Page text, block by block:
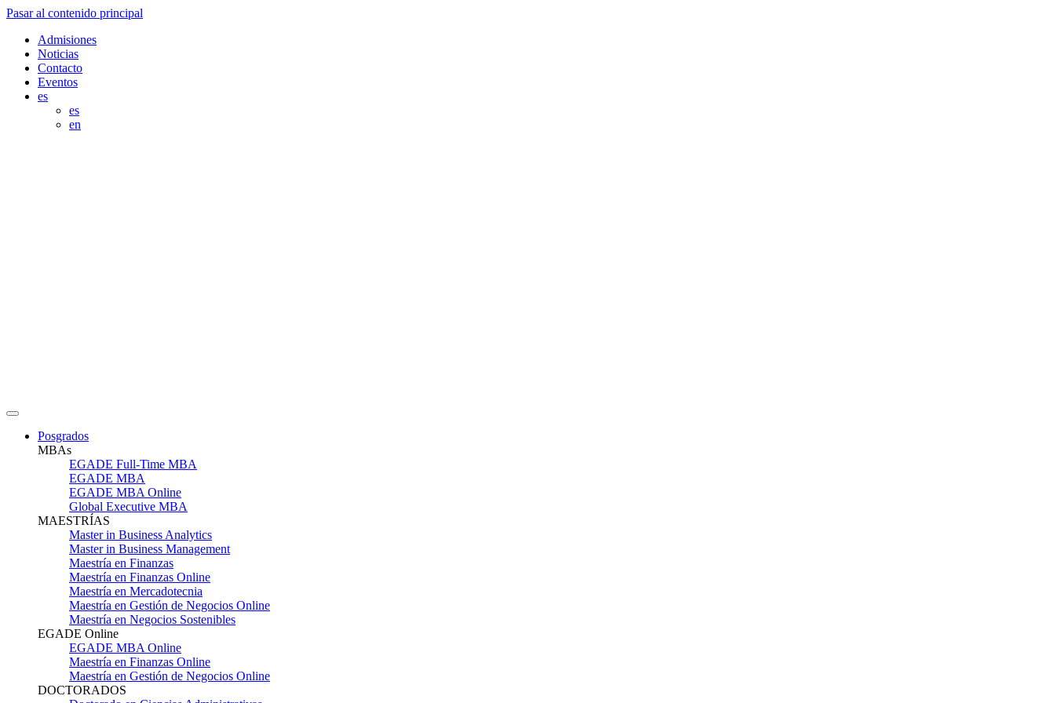
Pasar al contenido principal
Admisiones
Noticias
Contacto
Eventos
es
es
en
Posgrados
MBAs
EGADE Full-Time MBA
EGADE MBA
EGADE MBA Online
Global Executive MBA
MAESTRÍAS
Master in Business Analytics
Master in Business Management
Maestría en Finanzas
Maestría en Finanzas Online
Maestría en Mercadotecnia
Maestría en Gestión de Negocios Online
Maestría en Negocios Sostenibles
EGADE Online
EGADE MBA Online
Maestría en Finanzas Online
Maestría en Gestión de Negocios Online
DOCTORADOS